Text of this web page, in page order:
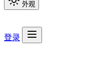
外观
登录